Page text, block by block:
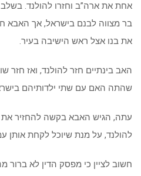
אחת את ארה”ב וחזרו להולנד.
בר מצווה לבנם בישראל, אך האבא
את בנו אצל ראש הישיבה בעיר.
האב בינתיים חזר להולנד, ואז חזר
שהתה האם עם שתי ילדותיהם
עתה, הגיש האבא בקשה להחזיר את
להולנד, על מנת שיוכל לקחת אותן
חשוב לציין כי מפסק הדין לא